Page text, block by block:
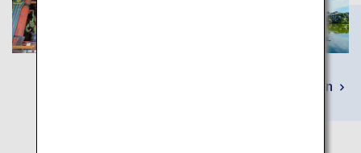
Mehr erfahren